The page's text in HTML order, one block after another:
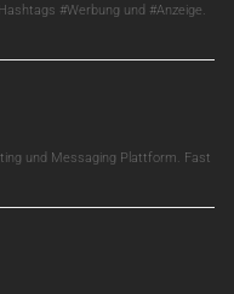
#Werbung und #Anzeige.
und Messaging Plattform. Fast